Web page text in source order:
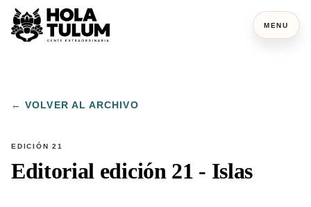
MENU
← VOLVER AL ARCHIVO
EDICIÓN 21
Editorial edición 21 - Islas